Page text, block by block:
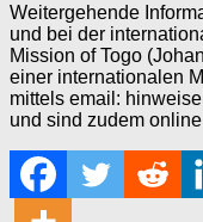
Weitergehende
und bei der
Mission of Togo
einer internationalen
mittels email:
und sind zudem